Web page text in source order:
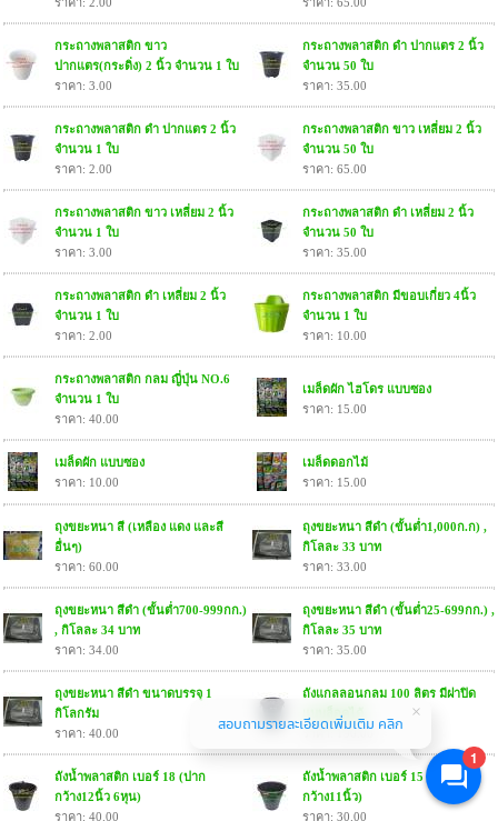
กระถางพลาสติก ขาว
ปากแตร(กระดิ่ง) 2 นิ้ว จำนวน 1 ใบ
ราคา: 3.00
กระถางพลาสติก ดำ ปากแตร 2 นิ้ว
จำนวน 50 ใบ
ราคา: 35.00
กระถางพลาสติก ดำ ปากแตร 2 นิ้ว
จำนวน 1 ใบ
ราคา: 2.00
กระถางพลาสติก ขาว เหลี่ยม 2 นิ้ว
จำนวน 50 ใบ
ราคา: 65.00
กระถางพลาสติก ขาว เหลี่ยม 2 นิ้ว
จำนวน 1 ใบ
ราคา: 3.00
กระถางพลาสติก ดำ เหลี่ยม 2 นิ้ว
จำนวน 50 ใบ
ราคา: 35.00
กระถางพลาสติก ดำ เหลี่ยม 2 นิ้ว
จำนวน 1 ใบ
ราคา: 2.00
กระถางพลาสติก มีขอบเกี่ยว 4นิ้ว
จำนวน 1 ใบ
ราคา: 10.00
กระถางพลาสติก กลม ญี่ปุ่น NO.6
จำนวน 1 ใบ
ราคา: 40.00
เมล็ดผัก ไฮโดร แบบซอง
ราคา: 15.00
เมล็ดผัก แบบซอง
ราคา: 10.00
เมล็ดดอกไม้
ราคา: 15.00
ถุงขยะหนา สี (เหลือง แดง และสี
อื่นๆ)
ราคา: 60.00
ถุงขยะหนา สีดำ (ขั้นต่ำ1,000ก.ก) ,
กิโลละ 33 บาท
ราคา: 33.00
ถุงขยะหนา สีดำ (ขั้นต่ำ700-999กก.)
, กิโลละ 34 บาท
ราคา: 34.00
ถุงขยะหนา สีดำ (ขั้นต่ำ25-699กก.) ,
กิโลละ 35 บาท
ราคา: 35.00
ถุงขยะหนา สีดำ ขนาดบรรจุ 1
กิโลกรัม
ราคา: 40.00
ถังแกลลอนกลม 100 ลิตร มีฝาปิด
แบบล็อคได้
ราคา: 190.00
ถังน้ำพลาสติก เบอร์ 18 (ปาก
กว้าง12นิ้ว 6หุน)
ราคา: 40.00
ถังน้ำพลาสติก เบอร์ 15 (ปาก
กว้าง11นิ้ว)
ราคา: 30.00
1
สอบถามรายละเอียดเพิ่มเติม คลิก